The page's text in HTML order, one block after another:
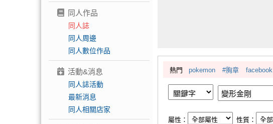
同人作品
同人誌
同人周邊
同人數位作品
活動&消息
同人誌活動
最新消息
同人相關店家
熱門 pokemon #胸章 facebook
屬性： 性質：